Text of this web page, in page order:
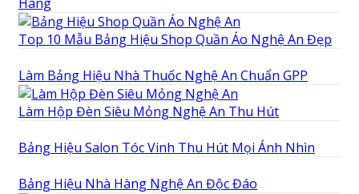
Top 10 Mẫu Bảng Hiệu Shop Quần Áo Nghệ An Đẹp
Làm Bảng Hiệu Nhà Thuốc Nghệ An Chuẩn GPP
Làm Hộp Đèn Siêu Mỏng Nghệ An Thu Hút
Bảng Hiệu Salon Tóc Vinh Thu Hút Mọi Ánh Nhìn
Bảng Hiệu Nhà Hàng Nghệ An Độc Đáo